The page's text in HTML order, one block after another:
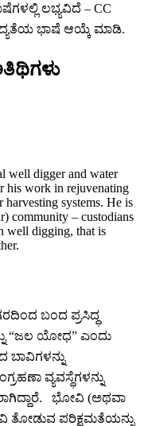
ಲಭ್ಯವಿದೆ – CC
ಭಾಷೆ ಆಯ್ಕೆ ಮಾಡಿ.
well digger and water
his work in rejuvenating
systems. He is
community – custodians
well digging, that is
ಬಂದ ಪ್ರಸಿದ್ಧ
“ಜಲ ಯೋಧ” ಎಂದು
ವ್ಯವಸ್ಥೆಗಳನ್ನು
ಭೋವಿ (ಅಥವಾ
ತೋಡುವ ಪರಿಕ್ಷಮತೆಯನ್ನು